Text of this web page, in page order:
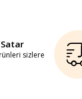
sizlere